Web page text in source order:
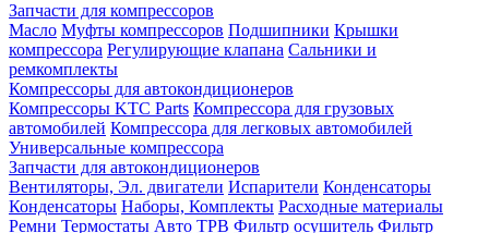
Запчасти для компрессоров
Масло Муфты компрессоров Подшипники Крышки
компрессора Регулирующие клапана Сальники и
ремкомплекты
Компрессоры для автокондиционеров
Компрессоры KTC Parts Компрессора для грузовых
автомобилей Компрессора для легковых автомобилей
Универсальные компрессора
Запчасти для автокондиционеров
Вентиляторы, Эл. двигатели Испарители Конденсаторы
Конденсаторы Наборы, Комплекты Расходные материалы
Ремни Термостаты Авто ТРВ Фильтр осушитель Фильтр